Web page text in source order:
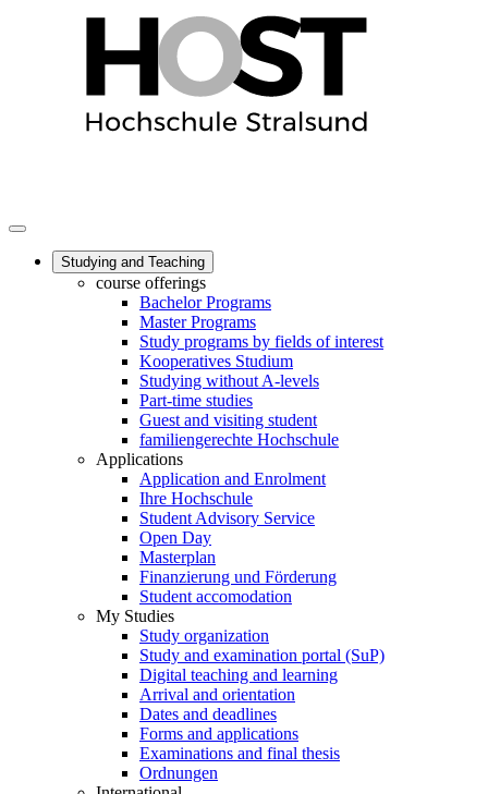
Studying and Teaching
course offerings
Bachelor Programs
Master Programs
Study programs by fields of interest
Kooperatives Studium
Studying without A-levels
Part-time studies
Guest and visiting student
familiengerechte Hochschule
Applications
Application and Enrolment
Ihre Hochschule
Student Advisory Service
Open Day
Masterplan
Finanzierung und Förderung
Student accomodation
My Studies
Study organization
Study and examination portal (SuP)
Digital teaching and learning
Arrival and orientation
Dates and deadlines
Forms and applications
Examinations and final thesis
Ordnungen